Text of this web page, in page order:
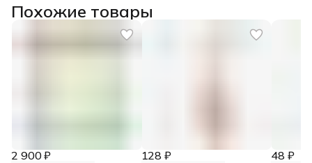
Похожие товары
2 900 ₽ 128 ₽ 48 ₽